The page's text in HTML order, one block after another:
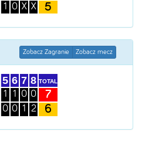
1
0 X X
5
Zobacz Zagranie Zobacz mecz
5
1
0
6
1
0
7
0
1
8
0
2
TOTAL
7
6